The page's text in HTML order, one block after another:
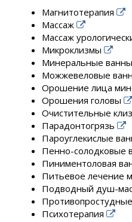
Магнитотерапия
Массаж
Массаж
Микроклизмы
Минеральные ванны
Можжевеловые
Орошение лица
Орошения головы
Очистительные
Парадонтогрязь
Пароуглекислые
Пенно-солодковые
Пиниментоловая
Питьевое лечение
Подводный душ-
Психотерапия